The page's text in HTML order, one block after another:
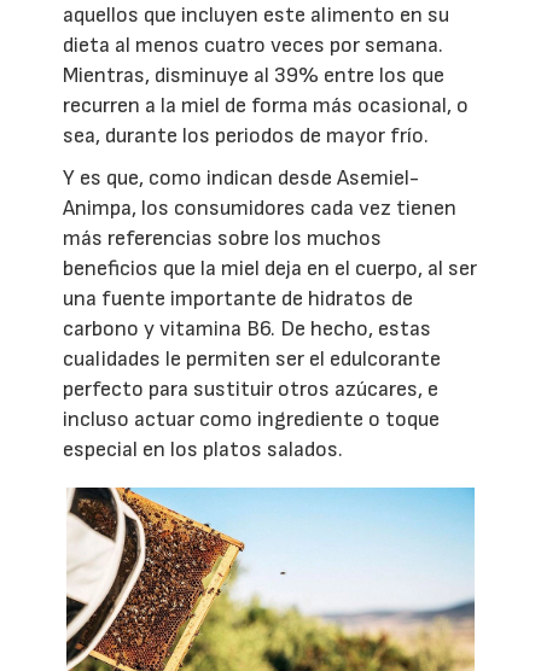
aquellos que incluyen este alimento en su
dieta al menos cuatro veces por semana.
Mientras, disminuye al 39% entre los que
recurren a la miel de forma más ocasional, o
sea, durante los periodos de mayor frío.
Y es que, como indican desde Asemiel-
Animpa, los consumidores cada vez tienen
más referencias sobre los muchos
beneficios que la miel deja en el cuerpo, al ser
una fuente importante de hidratos de
carbono y vitamina B6. De hecho, estas
cualidades le permiten ser el edulcorante
perfecto para sustituir otros azúcares, e
incluso actuar como ingrediente o toque
especial en los platos salados.